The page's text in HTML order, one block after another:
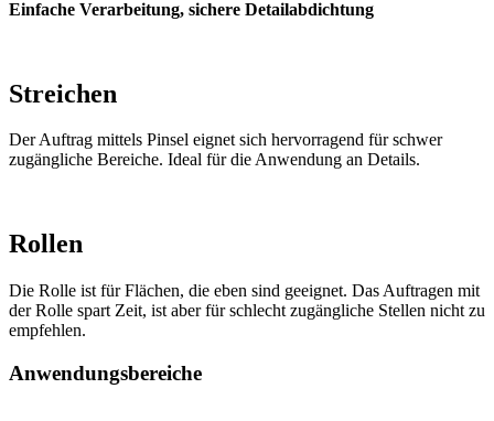
Einfache Verarbeitung, sichere Detailabdichtung
Streichen
Der Auftrag mittels Pinsel eignet sich hervorragend für schwer
zugängliche Bereiche. Ideal für die Anwendung an Details.
Rollen
Die Rolle ist für Flächen, die eben sind geeignet. Das Auftragen mit
der Rolle spart Zeit, ist aber für schlecht zugängliche Stellen nicht zu
empfehlen.
Anwendungsbereiche